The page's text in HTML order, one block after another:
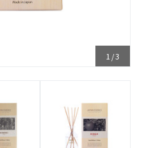
1 /3